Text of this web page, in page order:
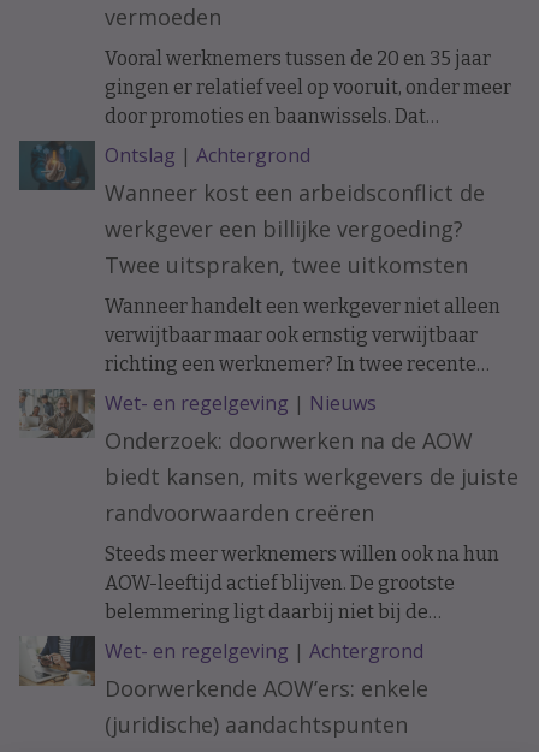
vermoeden
Vooral werknemers tussen de 20 en 35 jaar
gingen er relatief veel op vooruit, onder meer
door promoties en baanwissels. Dat
constateren economen van ABN Amro in
vakblad ESB, meldt De Telegraaf.
Ontslag | Achtergrond
Wanneer kost een arbeidsconflict de
werkgever een billijke vergoeding?
Twee uitspraken, twee uitkomsten
Wanneer handelt een werkgever niet alleen
verwijtbaar maar ook ernstig verwijtbaar
richting een werknemer? In twee recente
uitspraken werd de arbeidsovereenkomst
ontbonden op initiatief van de werknemer. In
het ene geval moest de werkgever een forse
billijke vergoeding betalen, in het andere
geval hoefde dat niet.
Wet- en regelgeving | Nieuws
Onderzoek: doorwerken na de AOW
biedt kansen, mits werkgevers de juiste
randvoorwaarden creëren
Steeds meer werknemers willen ook na hun
AOW-leeftijd actief blijven. De grootste
belemmering ligt daarbij niet bij de
doorwerkers zelf, maar bij de organisatie.
Wet- en regelgeving | Achtergrond
Doorwerkende AOW’ers: enkele
(juridische) aandachtspunten